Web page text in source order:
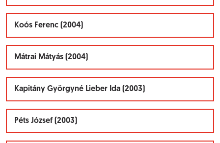
Koós Ferenc (2004)
Mátrai Mátyás (2004)
Kapitány Györgyné Lieber Ida (2003)
Péts József (2003)